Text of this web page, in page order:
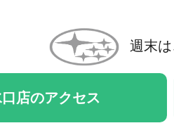
週末
店のアクセス